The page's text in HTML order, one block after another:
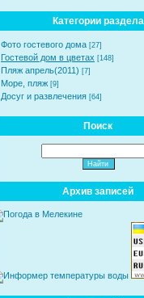
Категории раздела
Фото гостевого дома [27]
Гостевой дом в цветах [148]
Пляж апрель(2011) [7]
Море, пляж [9]
Досуг и развлечения [64]
Поиск
Архив записей